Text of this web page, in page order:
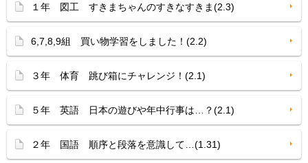
１年 図工 すきまちゃんのすきなすきま(2.3)
6,7,8,9組 買い物学習をしました！(2.2)
３年 体育 跳び箱にチャレンジ！(2.1)
５年 英語 日本の遊びや年中行事は…？(2.1)
２年 国語 順序と段落を意識して…(1.31)